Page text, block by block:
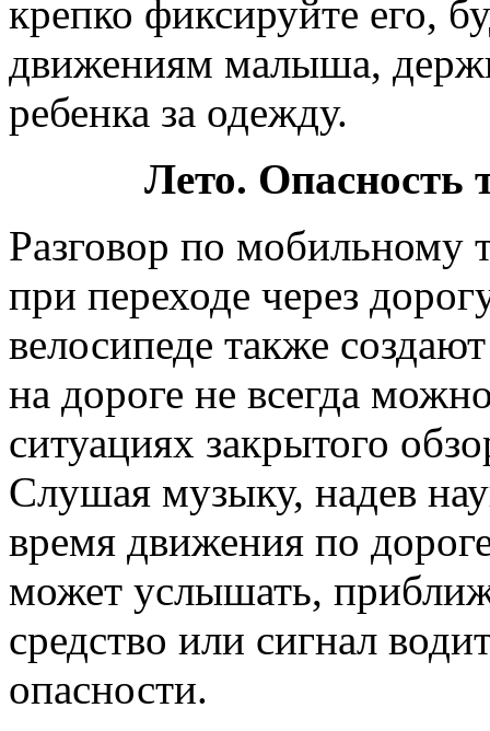
крепко фиксируйте его,
движениям малыша,
ребенка за одежду.
Лето. Опасность
Разговор по мобильному
при переходе через
велосипеде также
на дороге не всегда
ситуациях закрытого
Слушая музыку, надев
время движения по
может услышать,
средство или сигнал
опасности.